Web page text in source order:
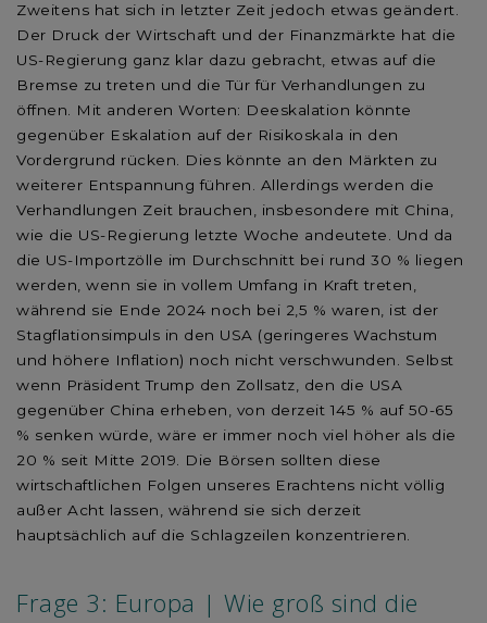
Zweitens hat sich in letzter Zeit jedoch etwas geändert.
Der Druck der Wirtschaft und der Finanzmärkte hat die
US-Regierung ganz klar dazu gebracht, etwas auf die
Bremse zu treten und die Tür für Verhandlungen zu
öffnen. Mit anderen Worten: Deeskalation könnte
gegenüber Eskalation auf der Risikoskala in den
Vordergrund rücken. Dies könnte an den Märkten zu
weiterer Entspannung führen. Allerdings werden die
Verhandlungen Zeit brauchen, insbesondere mit China,
wie die US-Regierung letzte Woche andeutete. Und da
die US-Importzölle im Durchschnitt bei rund 30 % liegen
werden, wenn sie in vollem Umfang in Kraft treten,
während sie Ende 2024 noch bei 2,5 % waren, ist der
Stagflationsimpuls in den USA (geringeres Wachstum
und höhere Inflation) noch nicht verschwunden. Selbst
wenn Präsident Trump den Zollsatz, den die USA
gegenüber China erheben, von derzeit 145 % auf 50-65
% senken würde, wäre er immer noch viel höher als die
20 % seit Mitte 2019. Die Börsen sollten diese
wirtschaftlichen Folgen unseres Erachtens nicht völlig
außer Acht lassen, während sie sich derzeit
hauptsächlich auf die Schlagzeilen konzentrieren.
Frage 3: Europa | Wie groß sind die